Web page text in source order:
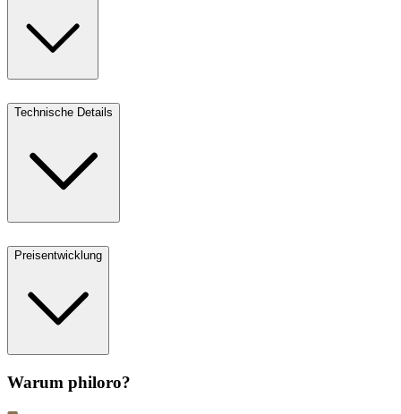
Technische Details
Preisentwicklung
Warum philoro?